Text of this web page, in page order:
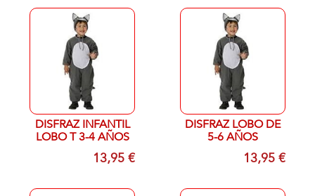
DISFRAZ INFANTIL
LOBO T 3-4 AÑOS
13,95 €
DISFRAZ LOBO DE
5-6 AÑOS
13,95 €